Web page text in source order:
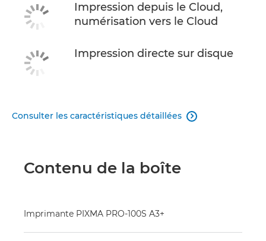
Impression depuis le Cloud,
numérisation vers le Cloud
Impression directe sur disque
Consulter les caractéristiques détaillées 
Contenu de la boîte
Imprimante PIXMA PRO-100S A3+